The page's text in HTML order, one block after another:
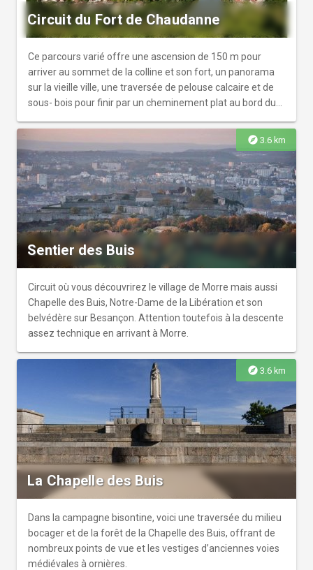
Circuit du Fort de Chaudanne
Ce parcours varié offre une ascension de 150 m pour
arriver au sommet de la colline et son fort, un panorama
sur la vieille ville, une traversée de pelouse calcaire et de
sous- bois pour finir par un cheminement plat au bord du
explore 3.6 km
Sentier des Buis
Circuit où vous découvrirez le village de Morre mais aussi
Chapelle des Buis, Notre-Dame de la Libération et son
belvédère sur Besançon. Attention toutefois à la descente
assez technique en arrivant à Morre.
explore 3.6 km
La Chapelle des Buis
Dans la campagne bisontine, voici une traversée du milieu
bocager et de la forêt de la Chapelle des Buis, offrant de
nombreux points de vue et les vestiges d’anciennes voies
médiévales à ornières.